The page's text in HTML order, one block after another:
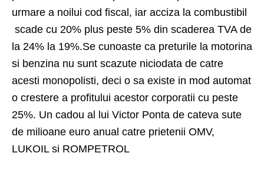
urmare a noilui cod fiscal, iar acciza la combustibil
scade cu 20% plus peste 5% din scaderea TVA de
la 24% la 19%.Se cunoaste ca preturile la motorina
si benzina nu sunt scazute niciodata de catre
acesti monopolisti, deci o sa existe in mod automat
o crestere a profitului acestor corporatii cu peste
25%. Un cadou al lui Victor Ponta de cateva sute
de milioane euro anual catre prietenii OMV,
LUKOIL si ROMPETROL